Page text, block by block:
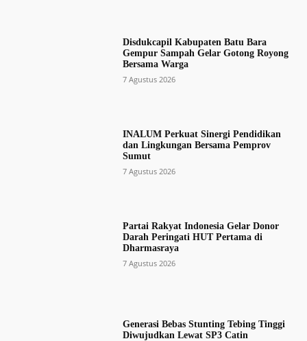
Disdukcapil Kabupaten Batu Bara
Gempur Sampah Gelar Gotong Royong
Bersama Warga
7 Agustus 2026
INALUM Perkuat Sinergi Pendidikan
dan Lingkungan Bersama Pemprov
Sumut
7 Agustus 2026
Partai Rakyat Indonesia Gelar Donor
Darah Peringati HUT Pertama di
Dharmasraya
7 Agustus 2026
Generasi Bebas Stunting Tebing Tinggi
Diwujudkan Lewat SP3 Catin